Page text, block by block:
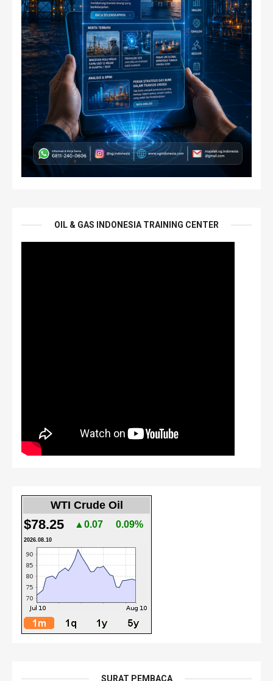
OIL & GAS INDONESIA TRAINING CENTER
WTI Crude Oil
$78.25 ▲0.07 0.09%
2026.08.10
SURAT PEMBACA